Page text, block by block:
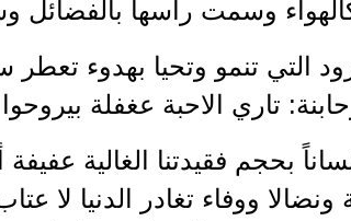
كالهواء وسمت رأسها
التي تنمو وتحيا بهدوء
تاري الاحبة عغفلة
بحجم فقيدتنا الغالية عفيفة
ووفاء تغادر الدنيا لا